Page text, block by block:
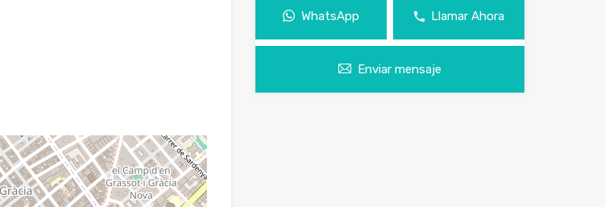
WhatsApp Llamar Ahora
Enviar mensaje